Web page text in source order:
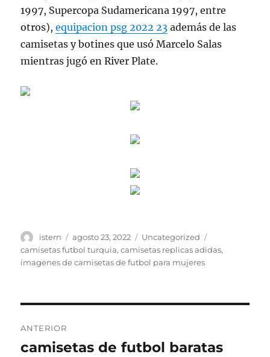
1997, Supercopa Sudamericana 1997, entre
otros),equipacion psg 2022 23 además de las
camisetas y botines que usó Marcelo Salas
mientras jugó en River Plate.
Autor
istern
Publicado
el
agosto 23, 2022 Categorías
Uncategorized
camisetas futbol turquia,camisetas replicas adidas,
imagenes de camisetas de futbol para mujeres
de
ANTERIOR
Entrada
camisetas de futbol baratas